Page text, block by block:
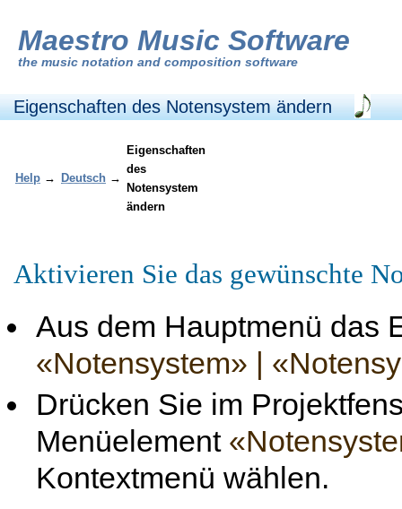
Maestro Music Software
the music notation and composition software
Eigenschaften des Notensystem ändern
Help → Deutsch →
Eigenschaften
des
Notensystem
ändern
Aktivieren Sie das gewünschte
Aus dem Hauptmenü das
«Notensystem» |
Drücken Sie im
Menüelement
Kontextmenü wählen.